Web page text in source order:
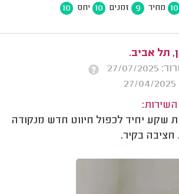
10 מחיר 9 זמנים 10 יחס 10
תל אביב.
07/2025
השירות:
שקע יחיד לכפול חיווט חדש מנקודה
בקיר.